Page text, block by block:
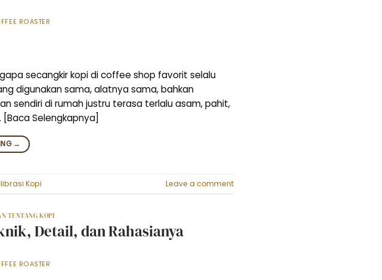
ROASTER
secangkir kopi di coffee shop favorit selalu
digunakan sama, alatnya sama, bahkan
sendiri di rumah justru terasa terlalu asam, pahit,
Selengkapnya]
→
Kopi Leave a comment
TENTANG KOPI
Detail, dan Rahasianya
ROASTER